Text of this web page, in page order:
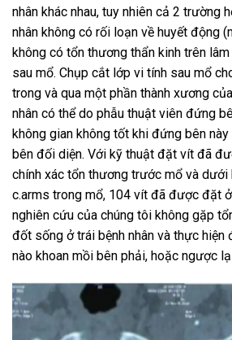
nhân khác nhau, tuy nhiên cả 2 trường
nhân không có rối loạn về huyết động
không có tổn thương thẩn kinh trên lâm
sau mổ. Chụp cắt lớp vi tính sau mổ
trong và qua một phần thành xương
nhân có thể do phẫu thuật viên đứng
không gian không tốt khi đứng bên
bên đối diện. Với kỹ thuật đặt vít đã
chính xác tổn thương trước mổ và dưới
c.arms trong mổ, 104 vít đã được đặt
nghiên cứu của chúng tôi không gặp
đốt sống ở trái bệnh nhân và thực hiện
nào khoan mồi bên phải, hoặc ngược